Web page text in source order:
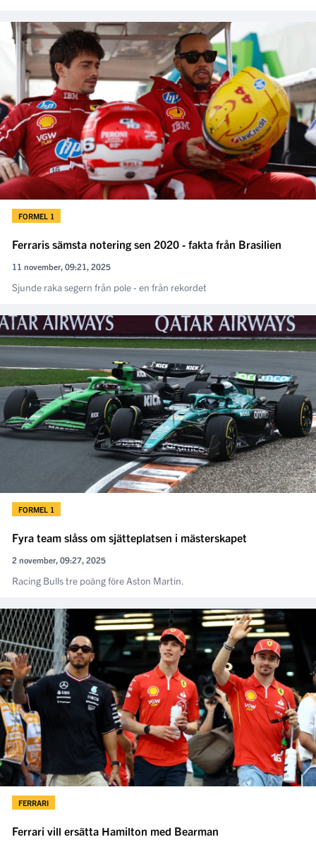
FORMEL 1
Ferraris sämsta notering sen 2020 - fakta från Brasilien
11 november, 09:21, 2025
Sjunde raka segern från pole - en från rekordet
FORMEL 1
Fyra team slåss om sjätteplatsen i mästerskapet
2 november, 09:27, 2025
Racing Bulls tre poäng före Aston Martin.
FERRARI
Ferrari vill ersätta Hamilton med Bearman